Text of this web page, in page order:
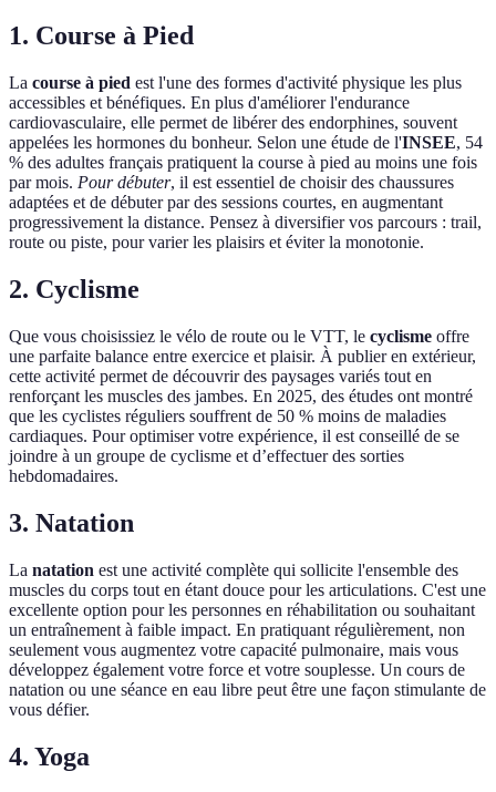
1. Course à Pied
La course à pied est l'une des formes d'activité physique les plus
accessibles et bénéfiques. En plus d'améliorer l'endurance
cardiovasculaire, elle permet de libérer des endorphines, souvent
appelées les hormones du bonheur. Selon une étude de l'INSEE, 54
% des adultes français pratiquent la course à pied au moins une fois
par mois. Pour débuter, il est essentiel de choisir des chaussures
adaptées et de débuter par des sessions courtes, en augmentant
progressivement la distance. Pensez à diversifier vos parcours : trail,
route ou piste, pour varier les plaisirs et éviter la monotonie.
2. Cyclisme
Que vous choisissiez le vélo de route ou le VTT, le cyclisme offre
une parfaite balance entre exercice et plaisir. À publier en extérieur,
cette activité permet de découvrir des paysages variés tout en
renforçant les muscles des jambes. En 2025, des études ont montré
que les cyclistes réguliers souffrent de 50 % moins de maladies
cardiaques. Pour optimiser votre expérience, il est conseillé de se
joindre à un groupe de cyclisme et d’effectuer des sorties
hebdomadaires.
3. Natation
La natation est une activité complète qui sollicite l'ensemble des
muscles du corps tout en étant douce pour les articulations. C'est une
excellente option pour les personnes en réhabilitation ou souhaitant
un entraînement à faible impact. En pratiquant régulièrement, non
seulement vous augmentez votre capacité pulmonaire, mais vous
développez également votre force et votre souplesse. Un cours de
natation ou une séance en eau libre peut être une façon stimulante de
vous défier.
4. Yoga